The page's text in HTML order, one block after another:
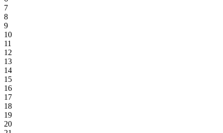
7
8
9
10
11
12
13
14
15
16
17
18
19
20